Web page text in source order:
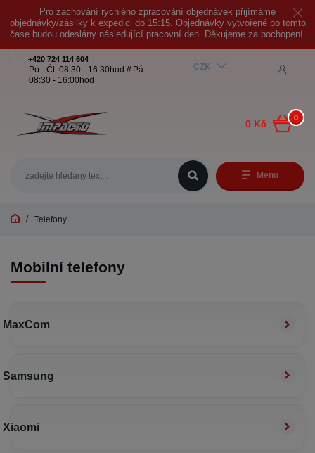
Pro zachování rychlého zpracování objednávek přijímáme
objednávky/zásilky k expedici do 15:15. Objednávky vytvořené po tomto
čase budou odeslány následující pracovní den. Děkujeme za pochopení.
Menu
CZK
+420 724 114 604
Po - Čt: 08:30 - 16:30hod // Pá
08:30 - 16:00hod
0
0 Kč
Telefony
Mobilní telefony
MaxCom
Samsung
Xiaomi